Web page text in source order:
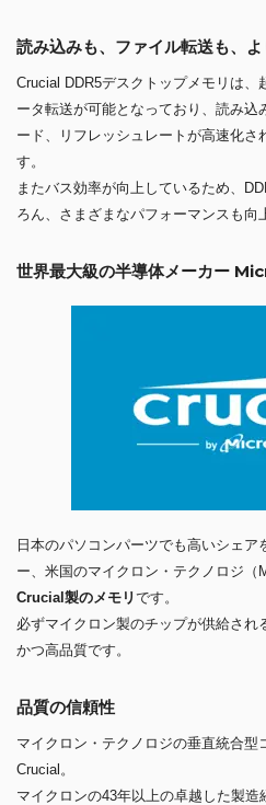
読み込みも、ファイル転送も、よ
Crucial DDR5デスクトップメモリは、
ータ転送が可能となっており、読み込
ード、リフレッシュレートが高速化さ
す。
またバス効率が向上しているため、
ろん、さまざまなパフォーマンスも向
世界最大級の半導体メーカー
日本のパソコンパーツでも高いシェア
ー、米国のマイクロン・テクノロジ（
Crucial製のメモリです。
必ずマイクロン製のチップが供給され
かつ高品質です。
品質の信頼性
マイクロン・テクノロジの垂直統合型
Crucial。
マイクロンの43年以上の卓越した製造